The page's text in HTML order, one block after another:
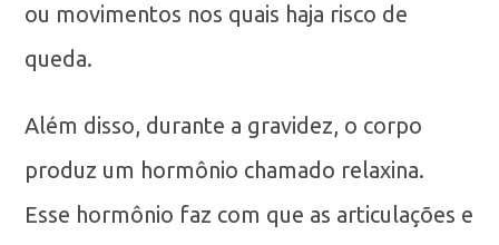
ou movimentos nos quais haja risco de
queda.
Além disso, durante a gravidez, o corpo
produz um hormônio chamado relaxina.
Esse hormônio faz com que as articulações e